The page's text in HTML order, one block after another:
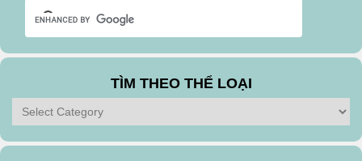
TÌM THEO THỂ LOẠI
Tìm
theo
Thể